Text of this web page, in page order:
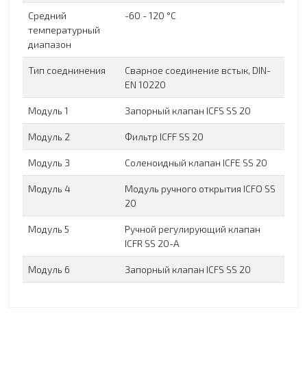
Средний
температурный
диапазон
-60 - 120 °C
Тип соеднинения
Сварное соединение встык, DIN-
EN 10220
Модуль 1 Запорный клапан ICFS SS 20
Модуль 2 Фильтр ICFF SS 20
Модуль 3 Соленоидный клапан ICFE SS 20
Модуль 4
Модуль ручного открытия ICFO SS
20
Модуль 5
Ручной регулирующий клапан
ICFR SS 20-A
Модуль 6 Запорный клапан ICFS SS 20